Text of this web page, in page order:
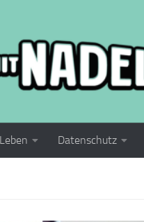
Datenschutz